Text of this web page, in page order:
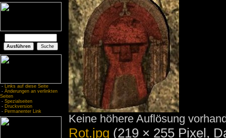
- Links auf diese Seite
- Änderungen an verlinkten
Seiten
- Spezialseiten
- Druckversion
- Permanenter Link
Keine höhere Auflösung
Rot.jpg (219 × 255 Pixel,